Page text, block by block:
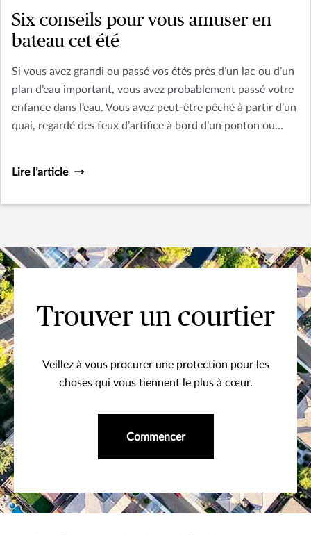
Six conseils pour vous amuser en
bateau cet été
Si vous avez grandi ou passé vos étés près d’un lac ou d’un
plan d’eau important, vous avez probablement passé votre
enfance dans l’eau. Vous avez peut-être pêché à partir d’un
quai, regardé des feux d’artifice à bord d’un ponton ou
Lire l’article
Trouver un courtier
Veillez à vous procurer une protection pour les
choses qui vous tiennent le plus à cœur.
Commencer